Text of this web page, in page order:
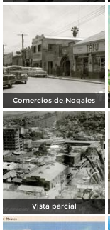
Comercios de Nogales
Vista parcial